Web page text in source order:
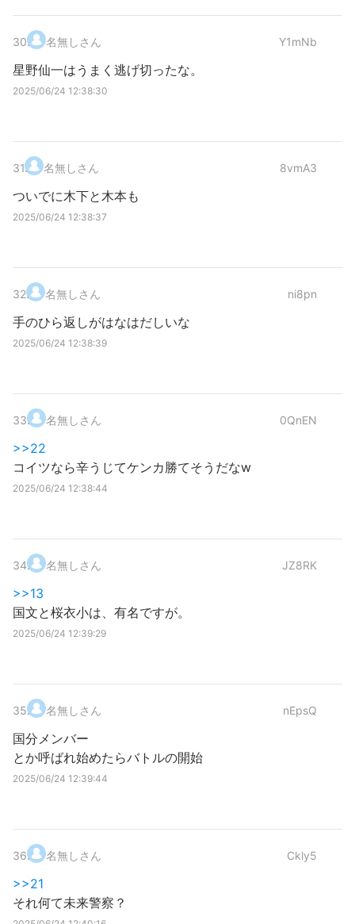
30. 名無しさん Y1mNb
星野仙一はうまく逃げ切ったな。
2025/06/24 12:38:30
31. 名無しさん 8vmA3
ついでに木下と木本も
2025/06/24 12:38:37
32. 名無しさん ni8pn
手のひら返しがはなはだしいな
2025/06/24 12:38:39
33. 名無しさん 0QnEN
>>22
コイツなら辛うじてケンカ勝てそうだなw
2025/06/24 12:38:44
34. 名無しさん JZ8RK
>>13
国文と桜衣小は、有名ですが。
2025/06/24 12:39:29
35. 名無しさん nEpsQ
国分メンバー
とか呼ばれ始めたらバトルの開始
2025/06/24 12:39:44
36. 名無しさん Ckly5
>>21
それ何て未来警察？